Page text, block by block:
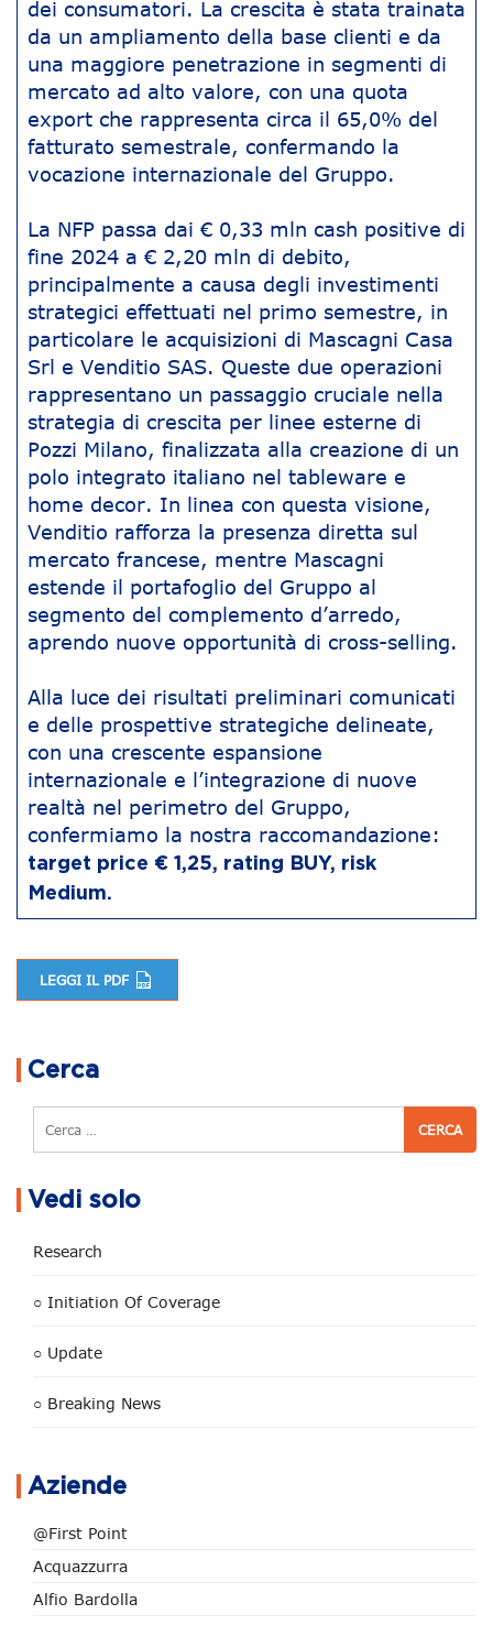
dei consumatori. La crescita è stata trainata
da un ampliamento della base clienti e da
una maggiore penetrazione in segmenti di
mercato ad alto valore, con una quota
export che rappresenta circa il 65,0% del
fatturato semestrale, confermando la
vocazione internazionale del Gruppo.
La NFP passa dai € 0,33 mln cash positive di
fine 2024 a € 2,20 mln di debito,
principalmente a causa degli investimenti
strategici effettuati nel primo semestre, in
particolare le acquisizioni di Mascagni Casa
Srl e Venditio SAS. Queste due operazioni
rappresentano un passaggio cruciale nella
strategia di crescita per linee esterne di
Pozzi Milano, finalizzata alla creazione di un
polo integrato italiano nel tableware e
home decor. In linea con questa visione,
Venditio rafforza la presenza diretta sul
mercato francese, mentre Mascagni
estende il portafoglio del Gruppo al
segmento del complemento d’arredo,
aprendo nuove opportunità di cross-selling.
Alla luce dei risultati preliminari comunicati
e delle prospettive strategiche delineate,
con una crescente espansione
internazionale e l’integrazione di nuove
realtà nel perimetro del Gruppo,
confermiamo la nostra raccomandazione:
target price € 1,25, rating BUY, risk
Medium.
LEGGI IL PDF
Cerca
Cerca
Vedi solo
Research
○ Initiation Of Coverage
○ Update
○ Breaking News
Aziende
@First Point
Acquazzurra
Alfio Bardolla